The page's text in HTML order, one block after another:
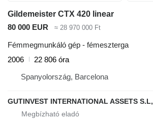
Gildemeister CTX 420 linear
80 000 EUR
≈ 28 970 000 Ft
Fémmegmunkáló gép - fémeszterga
2006
22 806 óra
Spanyolország, Barcelona
GUTINVEST INTERNATIONAL ASSETS S.L,